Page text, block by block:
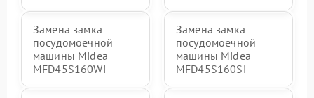
Замена замка
посудомоечной
машины Midea
MFD45S160Wi
Замена замка
посудомоечной
машины Midea
MFD45S160Si